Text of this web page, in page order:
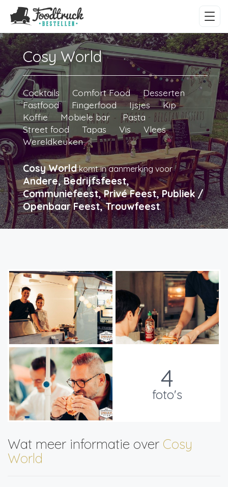
Cosy World
Cocktails Comfort Food
Desserten
Fastfood
Fingerfood Ijsjes
Kip
Koffie
Mobiele bar
Pasta
Street food
Tapas Vis
Vlees
Wereldkeuken
Cosy Worldkomt in aanmerking voor
Andere, Bedrijfsfeest,
Communiefeest, Privé Feest, Publiek /
Openbaar Feest, Trouwfeest.
4
foto's
Wat meer informatie over Cosy
World